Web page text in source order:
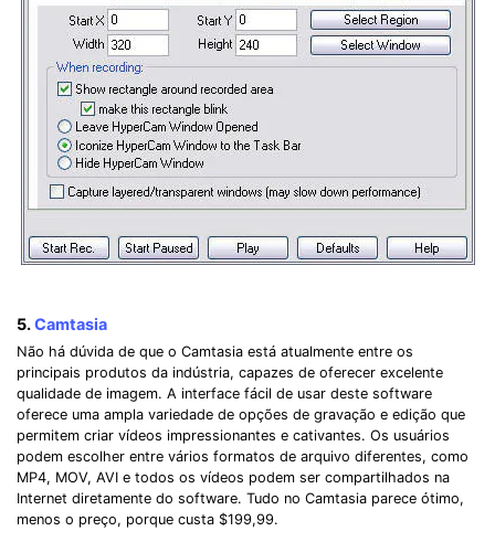
5.Camtasia
Não há dúvida de que o Camtasia está atualmente entre os
principais produtos da indústria, capazes de oferecer excelente
qualidade de imagem. A interface fácil de usar deste software
oferece uma ampla variedade de opções de gravação e edição que
permitem criar vídeos impressionantes e cativantes. Os usuários
podem escolher entre vários formatos de arquivo diferentes, como
MP4, MOV, AVI e todos os vídeos podem ser compartilhados na
Internet diretamente do software. Tudo no Camtasia parece ótimo,
menos o preço, porque custa $199,99.